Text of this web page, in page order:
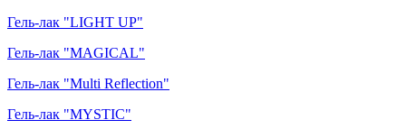
Гель-лак "LIGHT UP"
Гель-лак "MAGICAL"
Гель-лак "Multi Reflection"
Гель-лак "MYSTIC"